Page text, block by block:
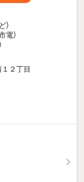
）
電）
２丁目